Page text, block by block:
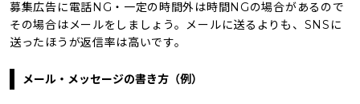
募集広告に電話NG・一定の時間外は時間NGの場合があるので
その場合はメールをしましょう。メールに送るよりも、SNSに
送ったほうが返信率は高いです。
メール・メッセージの書き方（例）